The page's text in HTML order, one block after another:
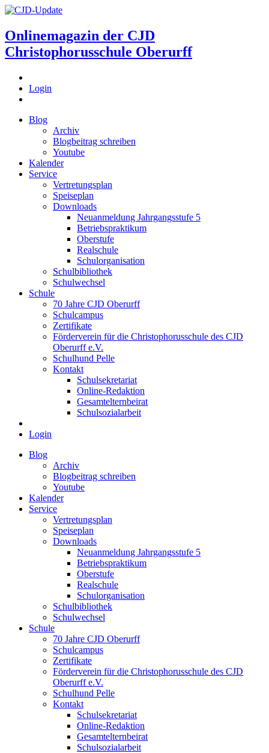
Onlinemagazin der CJD
Christophorusschule Oberurff
Login
Blog
Archiv
Blogbeitrag schreiben
Youtube
Kalender
Service
Vertretungsplan
Speiseplan
Downloads
Neuanmeldung Jahrgangsstufe 5
Betriebspraktikum
Oberstufe
Realschule
Schulorganisation
Schulbibliothek
Schulwechsel
Schule
70 Jahre CJD Oberurff
Schulcampus
Zertifikate
Förderverein für die Christophorusschule des CJD
Oberurff e.V.
Schulhund Pelle
Kontakt
Schulsekretariat
Online-Redaktion
Gesamtelternbeirat
Schulsozialarbeit
Login
Blog
Archiv
Blogbeitrag schreiben
Youtube
Kalender
Service
Vertretungsplan
Speiseplan
Downloads
Neuanmeldung Jahrgangsstufe 5
Betriebspraktikum
Oberstufe
Realschule
Schulorganisation
Schulbibliothek
Schulwechsel
Schule
70 Jahre CJD Oberurff
Schulcampus
Zertifikate
Förderverein für die Christophorusschule des CJD
Oberurff e.V.
Schulhund Pelle
Kontakt
Schulsekretariat
Online-Redaktion
Gesamtelternbeirat
Schulsozialarbeit